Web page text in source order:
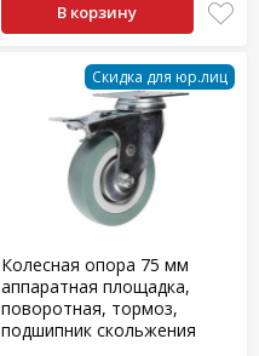
В корзину
Скидка для юр.лиц
Колесная опора 75 мм
аппаратная площадка,
поворотная, тормоз,
подшипник скольжения